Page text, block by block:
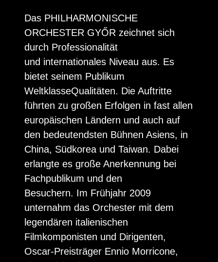
Das PHILHARMONISCHE
ORCHESTER GYŐR zeichnet sich
durch Professionalität
und internationales Niveau aus. Es
bietet seinem Publikum
WeltklasseQualitäten. Die Auftritte
führten zu großen Erfolgen in fast allen
europäischen Ländern und auch auf
den bedeutendsten Bühnen Asiens, in
China, Südkorea und Taiwan. Dabei
erlangte es große Anerkennung bei
Fachpublikum und den
Besuchern. Im Frühjahr 2009
unternahm das Orchester mit dem
legendären italienischen
Filmkomponisten und Dirigenten,
Oscar-Preisträger Ennio Morricone,